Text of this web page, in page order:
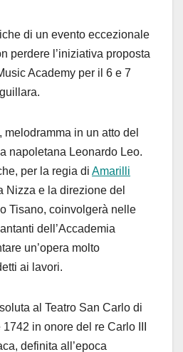
di un evento eccezionale
perdere l’iniziativa proposta
Academy per il 6 e 7
melodramma in un atto del
napoletana Leonardo Leo.
per la regia di Amarilli
Nizza e la direzione del
Tisano, coinvolgerà nelle
dell’Accademia
un’opera molto
ai lavori.
al Teatro San Carlo di
in onore del re Carlo III
definita all’epoca